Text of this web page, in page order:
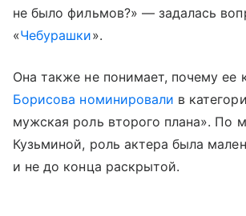
не было фильмов?» — задалась
«Чебурашки».
Она также не понимает, почему ее
Борисова номинировали в
мужская роль второго плана». По
Кузьминой, роль актера была
и не до конца раскрытой.